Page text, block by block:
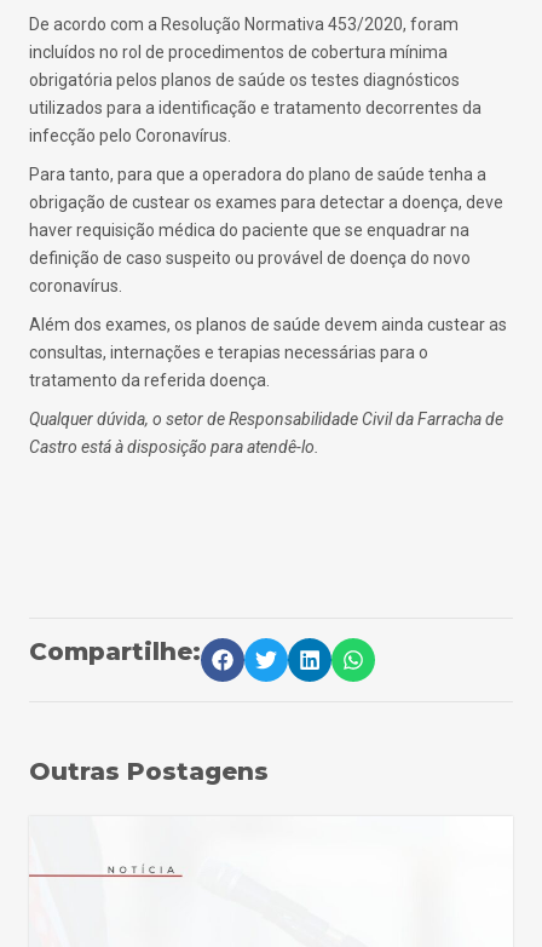
De acordo com a Resolução Normativa 453/2020, foram
incluídos no rol de procedimentos de cobertura mínima
obrigatória pelos planos de saúde os testes diagnósticos
utilizados para a identificação e tratamento decorrentes da
infecção pelo Coronavírus.
Para tanto, para que a operadora do plano de saúde tenha a
obrigação de custear os exames para detectar a doença, deve
haver requisição médica do paciente que se enquadrar na
definição de caso suspeito ou provável de doença do novo
coronavírus.
Além dos exames, os planos de saúde devem ainda custear as
consultas, internações e terapias necessárias para o
tratamento da referida doença.
Qualquer dúvida, o setor de Responsabilidade Civil da Farracha de
Castro está à disposição para atendê-lo.
Compartilhe:
Outras Postagens